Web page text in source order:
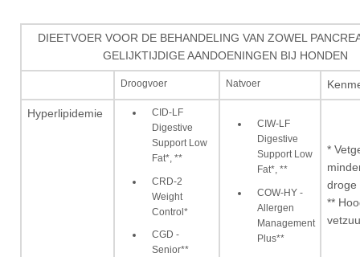
DIEETVOER VOOR DE BEHANDELING VAN ZOWEL
GELIJKTIJDIGE AANDOENINGEN BIJ HONDEN
Droogvoer Natvoer
Hyperlipidemie
CID-LF
Digestive
Support Low
Fat*, **
CRD-2
Weight
Control*
CGD -
Senior**
CIW-LF
Digestive
Support Low
Fat*, **
COW-HY -
Allergen
Management
Plus**
*
droge
**